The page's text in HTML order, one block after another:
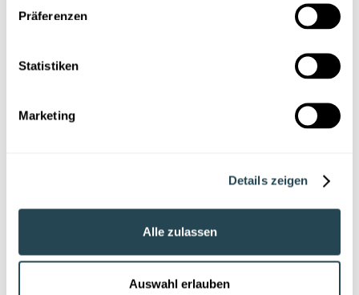
Präferenzen
Statistiken
Marketing
Details zeigen
Alle zulassen
Auswahl erlauben
numériques pour les matériaux de batteries, afin de
rendre traçables les informations liées à leur origine,
La Material Intelligence rend cela possible : les données
réglementaires, stratégie de réemploi…). Le passeport
ce secteur.